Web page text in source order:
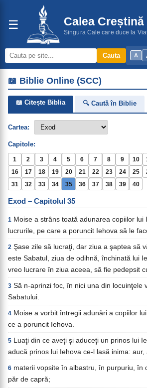
☰ Calea Creștină
Singura Cale care duce la
A
Cauta
📖 Biblie Online (SCC)
📖 Citește Biblia 🔍 Caută în Biblie
Cartea:
Capitole:
1 2 3 4 5 6 7 8 9 10
16
17 18 19 20 21 22 23 24 25
31
32 33 34 35 36 37 38 39 40
Exod – Capitolul 35
1 Moise a strâns toată adunarea copiilor lui
lucrurile, pe care a poruncit Iehova să le
2 Şase zile să lucraţi, dar ziua a şaptea să
este Sabatul, ziua de odihnă, închinată lui
vreo lucrare în ziua aceea, să fie pedepsit
3 Să n-aprinzi foc, în nici una din locuinţele
Sabatului.
4 Moise a vorbit întregii adunări a copiilor
ce a poruncit Iehova.
5 Luaţi din ce aveţi şi aduceţi un prinos lui
aducă prinos lui Iehova ce-l lasă inima: aur,
6 materii vopsite în albastru, în purpuriu, în
păr de capră;